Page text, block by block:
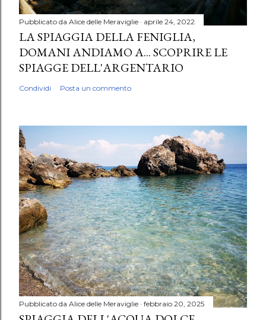
Pubblicato da Alice delle Meraviglie aprile 24, 2022
LA SPIAGGIA DELLA FENIGLIA,
DOMANI ANDIAMO A... SCOPRIRE LE
SPIAGGE DELL'ARGENTARIO
Condividi Posta un commento
Pubblicato da Alice delle Meraviglie febbraio 20, 2025